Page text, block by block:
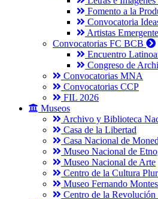
Fomento a la
Convocatoria
Artistas
Convocatorias FC BCB
Encuentro
Congreso de
Convocatorias MNA
Convocatorias CCP
FIL 2026
Museos
Archivo y Biblioteca
Casa de la Libertad
Casa Nacional de
Museo Nacional de
Museo Nacional de Arte
Centro de la Cultura
Museo Fernando Montes
Centro de la Revolución